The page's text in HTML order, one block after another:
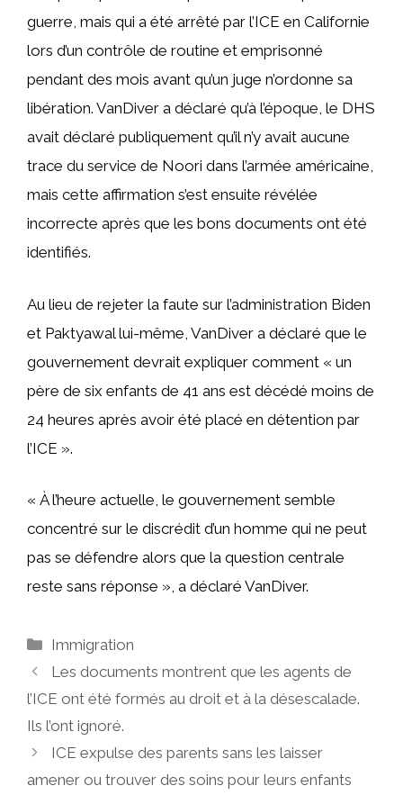
guerre, mais qui a été arrêté par l’ICE en Californie
lors d’un contrôle de routine et emprisonné
pendant des mois avant qu’un juge n’ordonne sa
libération. VanDiver a déclaré qu’à l’époque, le DHS
avait déclaré publiquement qu’il n’y avait aucune
trace du service de Noori dans l’armée américaine,
mais cette affirmation s’est ensuite révélée
incorrecte après que les bons documents ont été
identifiés.
Au lieu de rejeter la faute sur l’administration Biden
et Paktyawal lui-même, VanDiver a déclaré que le
gouvernement devrait expliquer comment « un
père de six enfants de 41 ans est décédé moins de
24 heures après avoir été placé en détention par
l’ICE ».
« À l’heure actuelle, le gouvernement semble
concentré sur le discrédit d’un homme qui ne peut
pas se défendre alors que la question centrale
reste sans réponse », a déclaré VanDiver.
Catégories
Immigration
Les documents montrent que les agents de
l’ICE ont été formés au droit et à la désescalade.
Ils l’ont ignoré.
ICE expulse des parents sans les laisser
amener ou trouver des soins pour leurs enfants